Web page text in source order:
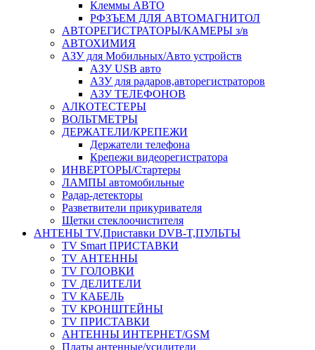
Клеммы АВТО
РФЗЪЕМ ДЛЯ АВТОМАГНИТОЛ
АВТОРЕГИСТРАТОРЫ/КАМЕРЫ з/в
АВТОХИМИЯ
АЗУ для Мобильных/Авто устройств
АЗУ USB авто
АЗУ для радаров,авторегистраторов
АЗУ ТЕЛЕФОНОВ
АЛКОТЕСТЕРЫ
ВОЛЬТМЕТРЫ
ДЕРЖАТЕЛИ/КРЕПЕЖИ
Держатели телефона
Крепежи видеорегистратора
ИНВЕРТОРЫ/Стартеры
ЛАМПЫ автомобильные
Радар-детекторы
Разветвители прикуривателя
Щетки стеклоочистителя
АНТЕНЫ ТV,Приставки DVB-T,ПУЛЬТЫ
TV Smart ПРИСТАВКИ
TV АНТЕННЫ
TV ГОЛОВКИ
TV ДЕЛИТЕЛИ
TV КАБЕЛЬ
TV КРОНШТЕЙНЫ
TV ПРИСТАВКИ
АНТЕННЫ ИНТЕРНЕТ/GSM
Платы антенные/усилители